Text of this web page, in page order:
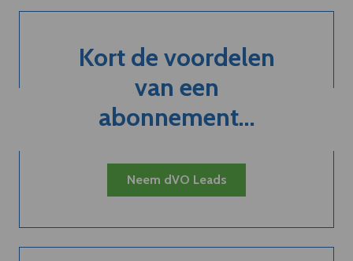
Kort de voordelen
van een
abonnement...
Neem dVO Leads